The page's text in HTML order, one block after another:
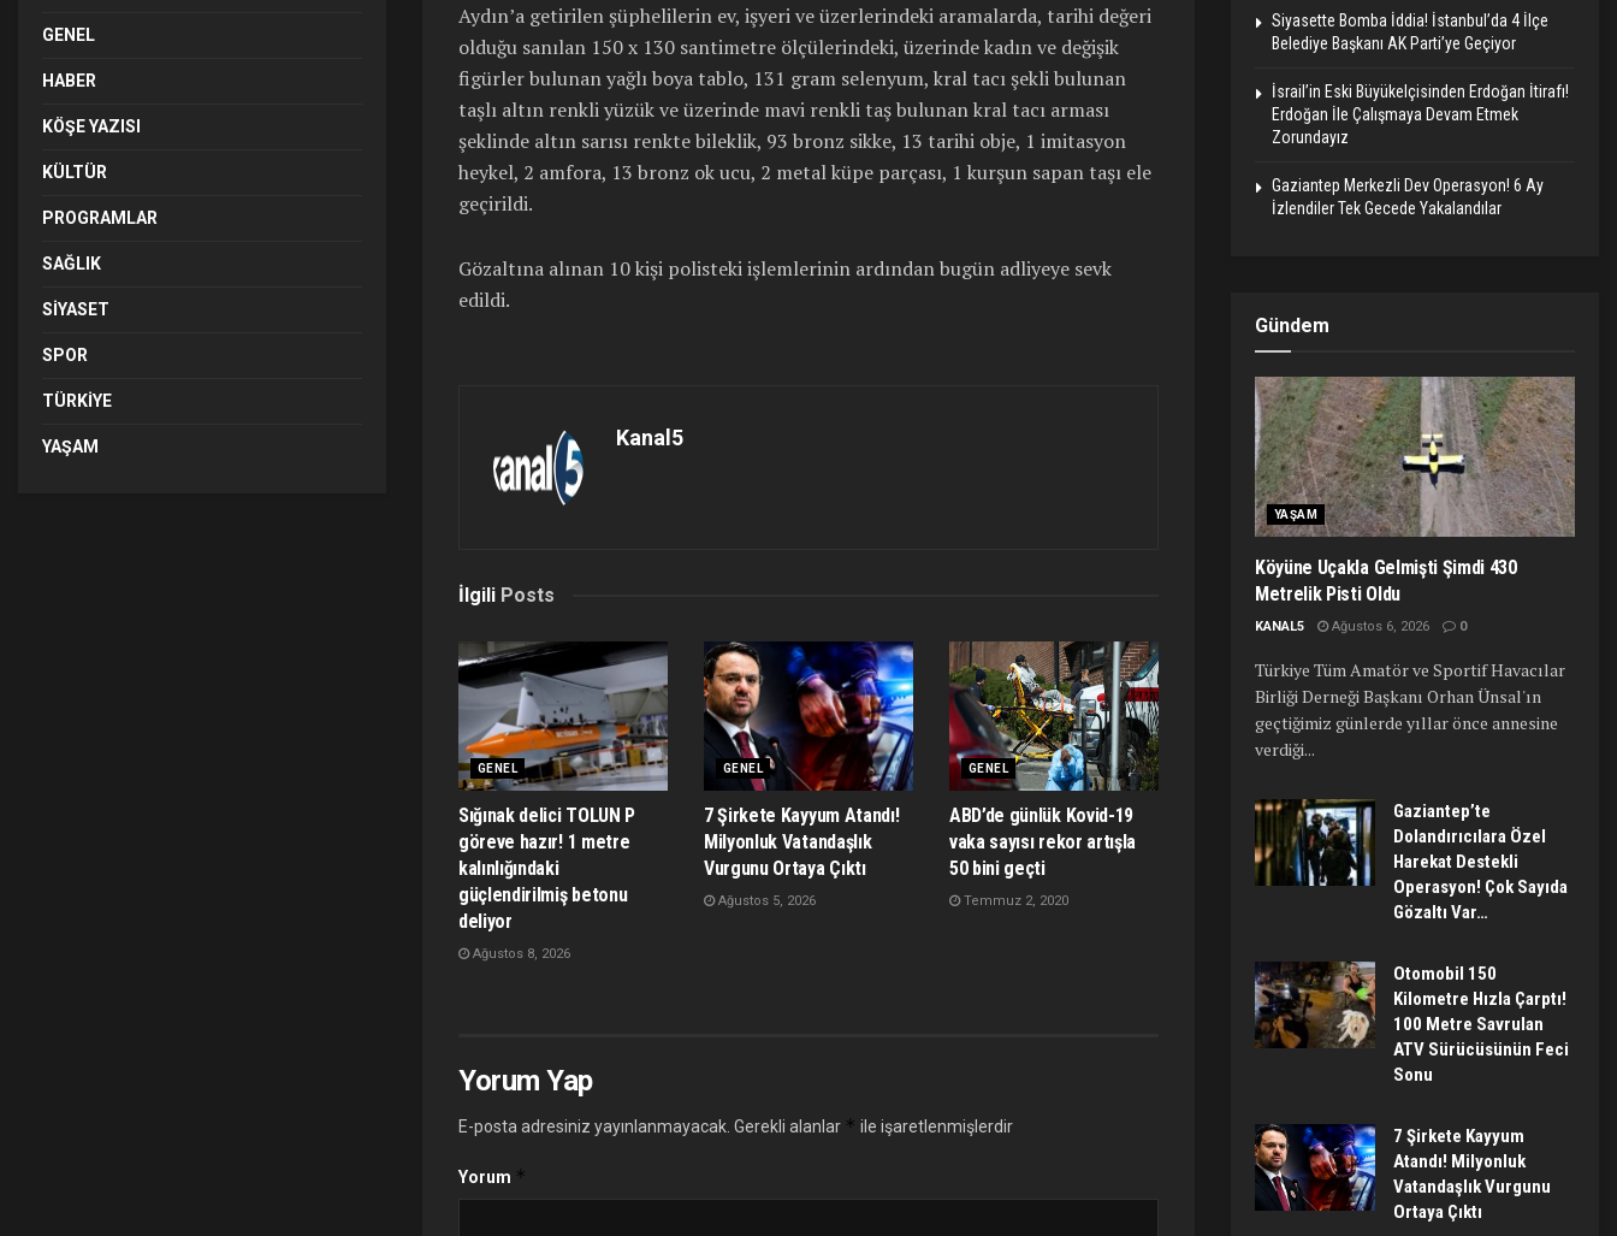
Aydın’a getirilen şüphelilerin ev, işyeri ve üzerlerindeki aramalarda, tarihi değeri
olduğu sanılan 150 x 130 santimetre ölçülerindeki, üzerinde kadın ve değişik
figürler bulunan yağlı boya tablo, 131 gram selenyum, kral tacı şekli bulunan
taşlı altın renkli yüzük ve üzerinde mavi renkli taş bulunan kral tacı arması
şeklinde altın sarısı renkte bileklik, 93 bronz sikke, 13 tarihi obje, 1 imitasyon
heykel, 2 amfora, 13 bronz ok ucu, 2 metal küpe parçası, 1 kurşun sapan taşı ele
geçirildi.
Gözaltına alınan 10 kişi polisteki işlemlerinin ardından bugün adliyeye sevk
edildi.
Kanal5
İlgili Posts
GENEL
Sığınak delici TOLUN P
göreve hazır! 1 metre
kalınlığındaki
güçlendirilmiş betonu
deliyor
Ağustos 8, 2026
GENEL
7 Şirkete Kayyum Atandı!
Milyonluk Vatandaşlık
Vurgunu Ortaya Çıktı
Ağustos 5, 2026
GENEL
ABD’de günlük Kovid-19
vaka sayısı rekor artışla
50 bini geçti
Temmuz 2, 2020
Yorum Yap
E-posta adresiniz yayınlanmayacak. Gerekli alanlar * ile işaretlenmişlerdir
Yorum *
GENEL
HABER
KÖŞE YAZISI
KÜLTÜR
PROGRAMLAR
SAĞLIK
SIYASET
SPOR
TÜRKIYE
YAŞAM
Siyasette Bomba İddia! İstanbul’da 4 İlçe
Belediye Başkanı AK Parti’ye Geçiyor
İsrail’in Eski Büyükelçisinden Erdoğan İtirafı!
Erdoğan İle Çalışmaya Devam Etmek
Zorundayız
Gaziantep Merkezli Dev Operasyon! 6 Ay
İzlendiler Tek Gecede Yakalandılar
Gündem
YAŞAM
Köyüne Uçakla Gelmişti Şimdi 430
Metrelik Pisti Oldu
KANAL5 Ağustos 6, 2026 0
Türkiye Tüm Amatör ve Sportif Havacılar
Birliği Derneği Başkanı Orhan Ünsal'ın
geçtiğimiz günlerde yıllar önce annesine
verdiği...
Gaziantep’te
Dolandırıcılara Özel
Harekat Destekli
Operasyon! Çok Sayıda
Gözaltı Var…
Otomobil 150
Kilometre Hızla Çarptı!
100 Metre Savrulan
ATV Sürücüsünün Feci
Sonu
7 Şirkete Kayyum
Atandı! Milyonluk
Vatandaşlık Vurgunu
Ortaya Çıktı